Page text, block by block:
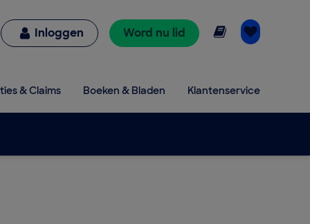
Inloggen Word nu lid Online lezen
& Claims Boeken & Bladen Klantenservice